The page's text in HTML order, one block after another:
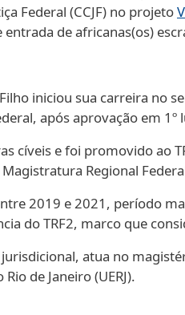
Federal (CCJF) no projeto
de africanas(os)
iniciou sua carreira no
após aprovação em 1º
cíveis e foi promovido ao
Regional
2019 e 2021, período
do TRF2, marco que
atua no
de Janeiro (UERJ).